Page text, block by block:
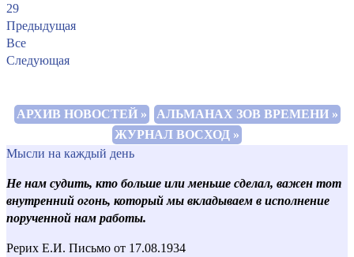
29
Предыдущая
Все
Следующая
АРХИВ НОВОСТЕЙ »
АЛЬМАНАХ ЗОВ ВРЕМЕНИ »
ЖУРНАЛ ВОСХОД »
Мысли на каждый день
Не нам судить, кто больше или меньше сделал, важен тот
внутренний огонь, который мы вкладываем в исполнение
порученной нам работы.
Рерих Е.И. Письмо от 17.08.1934